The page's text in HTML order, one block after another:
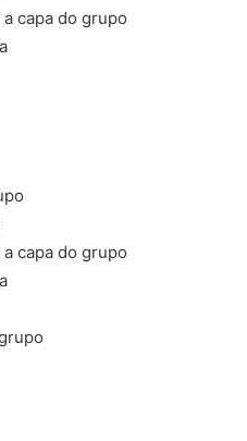
capa do grupo
capa do grupo